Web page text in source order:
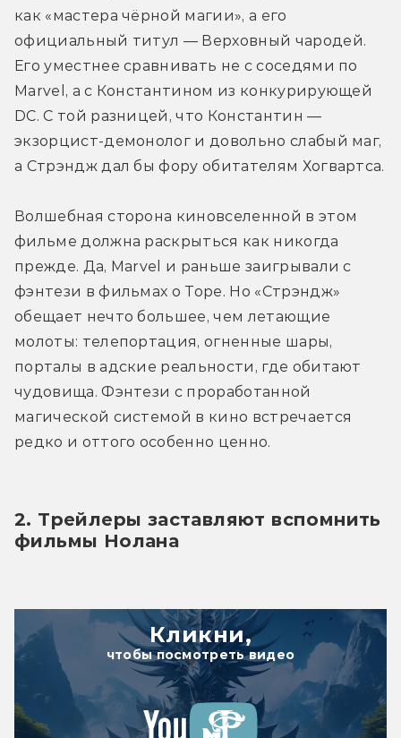
как «мастера чёрной магии», а его
официальный титул — Верховный чародей.
Его уместнее сравнивать не с соседями по
Marvel, а с Константином из конкурирующей
DC. С той разницей, что Константин —
экзорцист-демонолог и довольно слабый маг,
а Стрэндж дал бы фору обитателям Хогвартса.
Волшебная сторона киновселенной в этом
фильме должна раскрыться как никогда
прежде. Да, Marvel и раньше заигрывали с
фэнтези в фильмах о Торе. Но «Стрэндж»
обещает нечто большее, чем летающие
молоты: телепортация, огненные шары,
порталы в адские реальности, где обитают
чудовища. Фэнтези с проработанной
магической системой в кино встречается
редко и оттого особенно ценно.
2. Трейлеры заставляют вспомнить
фильмы Нолана
Кликни,
чтобы посмотреть видео